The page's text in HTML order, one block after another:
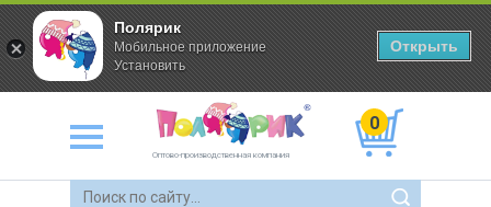
Оптово-производственная компания
0
Полярик
Мобильное приложение
Установить
Открыть